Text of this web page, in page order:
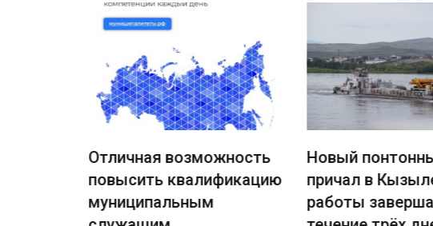
Отличная возможность
повысить квалификацию
муниципальным
Новый
причал в
работы